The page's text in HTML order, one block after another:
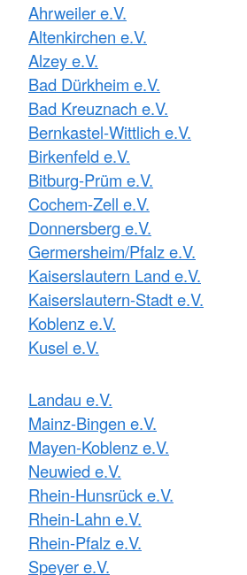
Ahrweiler e.V.
Altenkirchen e.V.
Alzey e.V.
Bad Dürkheim e.V.
Bad Kreuznach e.V.
Bernkastel-Wittlich e.V.
Birkenfeld e.V.
Bitburg-Prüm e.V.
Cochem-Zell e.V.
Donnersberg e.V.
Germersheim/Pfalz e.V.
Kaiserslautern Land e.V.
Kaiserslautern-Stadt e.V.
Koblenz e.V.
Kusel e.V.
Landau e.V.
Mainz-Bingen e.V.
Mayen-Koblenz e.V.
Neuwied e.V.
Rhein-Hunsrück e.V.
Rhein-Lahn e.V.
Rhein-Pfalz e.V.
Speyer e.V.